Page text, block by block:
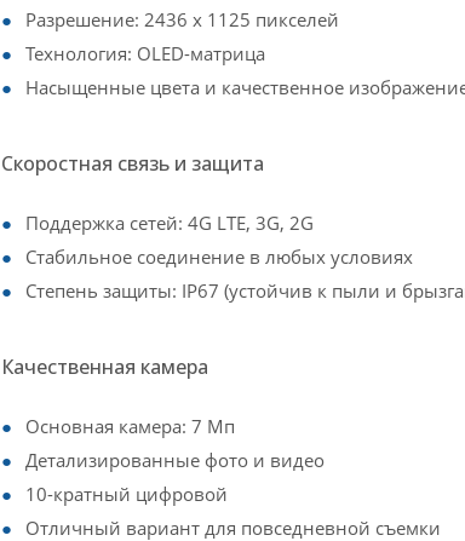
Разрешение: 2436 x 1125 пикселей
Технология: OLED-матрица
Насыщенные цвета и качественное
Скоростная связь и защита
Поддержка сетей: 4G LTE, 3G, 2G
Стабильное соединение в любых условиях
Степень защиты: IP67 (устойчив к пыли и
Качественная камера
Основная камера: 7 Мп
Детализированные фото и видео
10-кратный цифровой
Отличный вариант для повседневной съемки